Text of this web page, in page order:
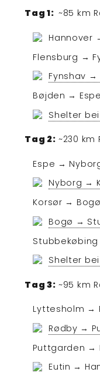
~85 km
Hannover
Flensburg →
Fynshav →
Bøjden → Espe
Shelter bei
~230 km
Espe →
Nyborg →
Korsør → Bogø
Bogø →
Shelter
~95 km
Lyttesholm →
Rødby →
Puttgarden →
Eutin →